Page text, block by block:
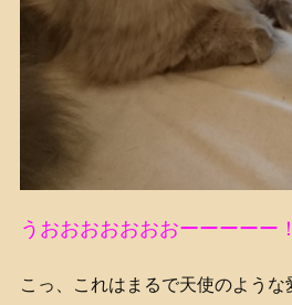
うおおおおおおおーーーーー
こっ、これはまるで天使のよう